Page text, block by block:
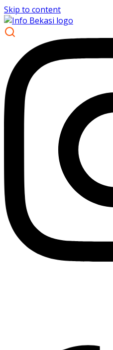
Skip to content